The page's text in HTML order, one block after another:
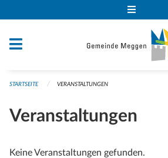
STARTSEITE VERANSTALTUNGEN
Veranstaltungen
Keine Veranstaltungen gefunden.